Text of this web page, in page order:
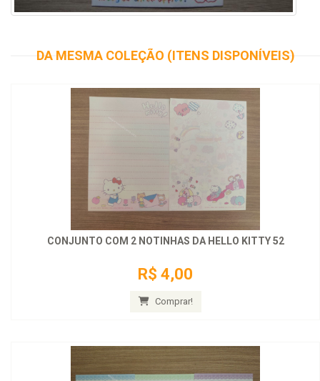
DA MESMA COLEÇÃO (ITENS DISPONÍVEIS)
CONJUNTO COM 2 NOTINHAS DA HELLO KITTY 52
R$ 4,00
Comprar!